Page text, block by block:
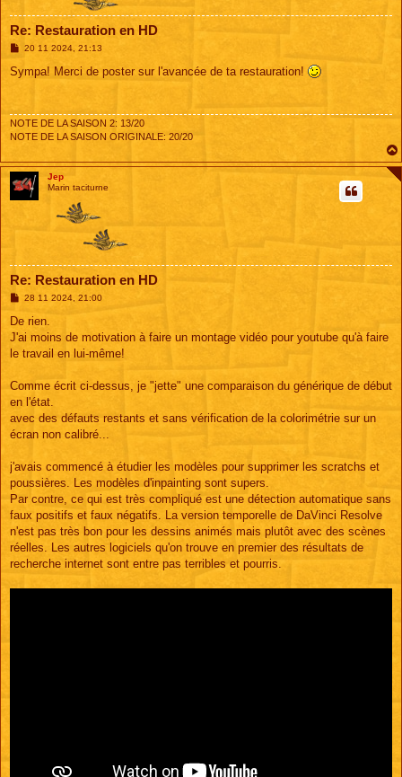
Re: Restauration en HD
M
s
s
20 11 2024, 21:13
Sympa! Merci de poster sur l'avancée de ta restauration!
NOTE DE LA SAISON 2: 13/20
NOTE DE LA SAISON ORIGINALE: 20/20
Jep
Marin taciturne
Re: Restauration en HD
M
s
a
g
28 11 2024, 21:00
De rien.
J'ai moins de motivation à faire un montage vidéo pour youtube qu'à faire
le travail en lui-même!
Comme écrit ci-dessus, je "jette" une comparaison du générique de début
en l'état.
avec des défauts restants et sans vérification de la colorimétrie sur un
écran non calibré...
j'avais commencé à étudier les modèles pour supprimer les scratchs et
poussières. Les modèles d'inpainting sont supers.
Par contre, ce qui est très compliqué est une détection automatique sans
faux positifs et faux négatifs. La version temporelle de DaVinci Resolve
n'est pas très bon pour les dessins animés mais plutôt avec des scènes
réelles. Les autres logiciels qu'on trouve en premier des résultats de
recherche internet sont entre pas terribles et pourris.